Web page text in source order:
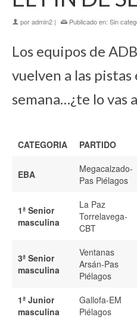
poradmin2 | Publicado en: Sin
Los equipos de
vuelven a las pistas
semana…¿te lo vas
CATEGORIA PARTIDO
EBA
Megacalzado-
Pas Piélagos
1ª Senior
masculina
La Paz
Torrelavega-
CBT
3ª Senior
masculina
Ventanas
Arsán-Pas
Piélagos
1ª Junior
masculina
Gallofa-EM
Piélagos